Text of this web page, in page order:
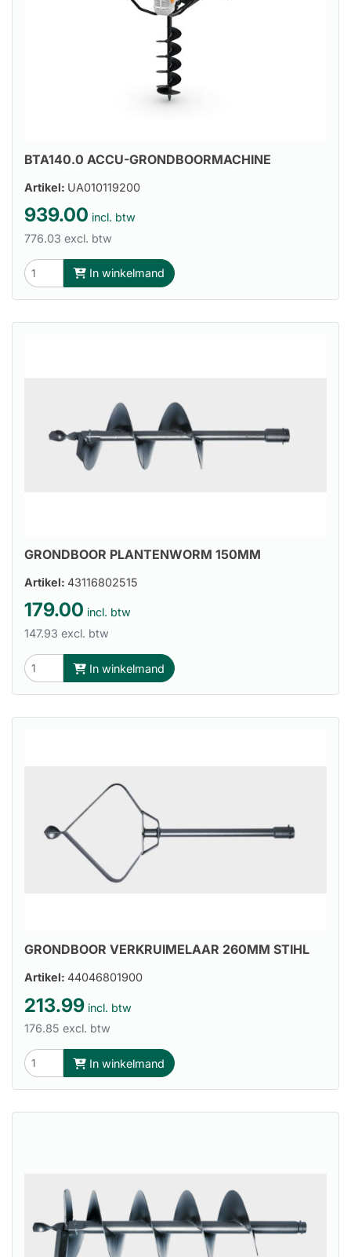
BTA140.0 ACCU-GRONDBOORMACHINE
Artikel: UA010119200
939.00 incl. btw
776.03 excl. btw
In winkelmand
GRONDBOOR PLANTENWORM 150MM
Artikel: 43116802515
179.00 incl. btw
147.93 excl. btw
In winkelmand
GRONDBOOR VERKRUIMELAAR 260MM STIHL
Artikel: 44046801900
213.99 incl. btw
176.85 excl. btw
In winkelmand